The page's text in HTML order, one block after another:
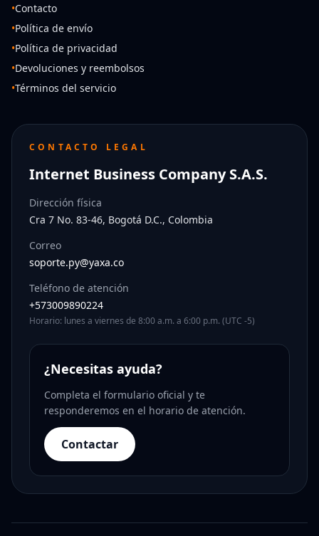
•Contacto
•Política de envío
•Política de privacidad
•Devoluciones y reembolsos
•Términos del servicio
CONTACTO LEGAL
Internet Business Company S.A.S.
Dirección física
Cra 7 No. 83-46, Bogotá D.C., Colombia
Correo
soporte.py@yaxa.co
Teléfono de atención
+573009890224
Horario: lunes a viernes de 8:00 a.m. a 6:00 p.m. (UTC -5)
¿Necesitas ayuda?
Completa el formulario oficial y te
responderemos en el horario de atención.
Contactar